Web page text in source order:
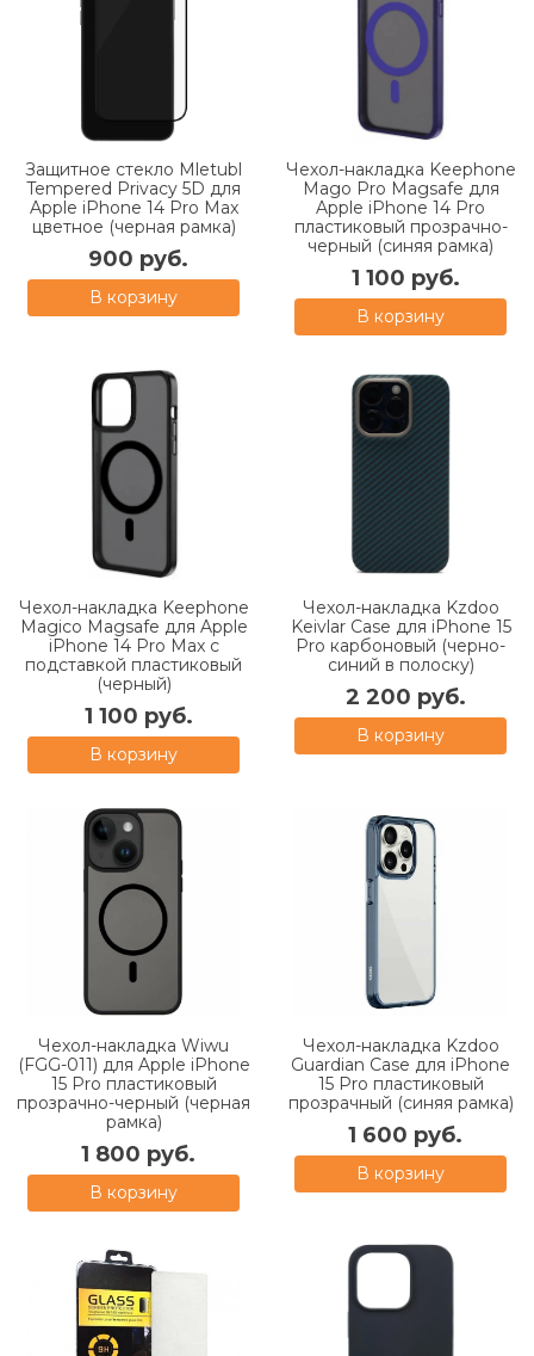
Защитное стекло Mletubl
Tempered Privacy 5D для
Apple iPhone 14 Pro Max
цветное (черная рамка)
900 руб.
В корзину
Чехол-накладка Keephone
Mago Pro Magsafe для
Apple iPhone 14 Pro
пластиковый прозрачно-
черный (синяя рамка)
1 100 руб.
В корзину
Чехол-накладка Keephone
Magico Magsafe для Apple
iPhone 14 Pro Max с
подставкой пластиковый
(черный)
1 100 руб.
В корзину
Чехол-накладка Kzdoo
Keivlar Case для iPhone 15
Pro карбоновый (черно-
синий в полоску)
2 200 руб.
В корзину
Чехол-накладка Wiwu
(FGG-011) для Apple iPhone
15 Pro пластиковый
прозрачно-черный (черная
рамка)
1 800 руб.
В корзину
Чехол-накладка Kzdoo
Guardian Case для iPhone
15 Pro пластиковый
прозрачный (синяя рамка)
1 600 руб.
В корзину